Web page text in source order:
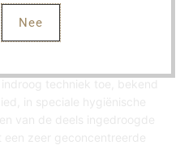
VENEA
techniek toe, bekend
in speciale hygiënische
van de deels ingedroogde
zeer geconcentreerde
Nee